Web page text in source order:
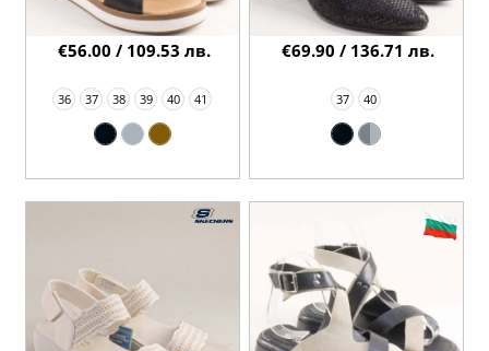
36 37 38 39 40 41
€56.00 / 109.53 лв.
37 40
€69.90 / 136.71 лв.